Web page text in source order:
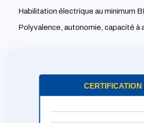
Habilitation électrique au minimum
Polyvalence, autonomie, capacité à
CERTIFICATION